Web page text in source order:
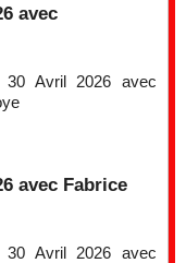
avec
Avril 2026 avec
avec Fabrice
Avril 2026 avec